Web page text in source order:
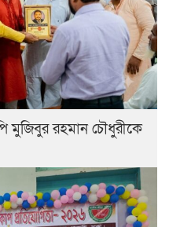
মুজিবুর রহমান চৌধুরীকে